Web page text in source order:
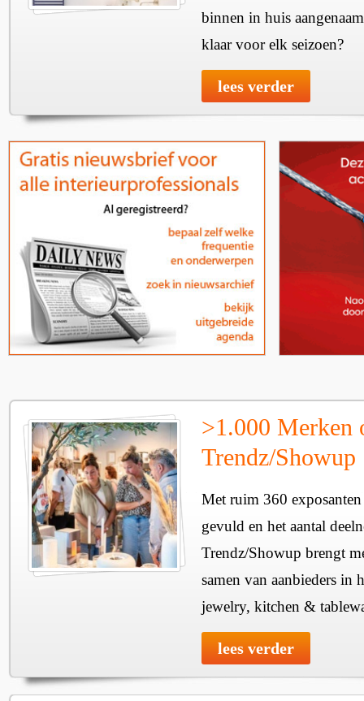
binnen in huis
klaar voor elk seizoen?
lees verder
>1.000 Merken
Trendz/Showup
Met ruim 360
gevuld en het aantal
Trendz/Showup brengt
samen van aanbieders in
jewelry, kitchen &
lees verder